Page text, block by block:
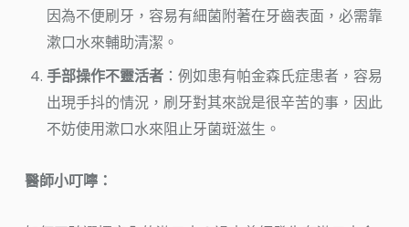
因為不便刷牙，容易有細菌附著在牙齒表面，必需靠
漱口水來輔助清潔。
手部操作不靈活者：例如患有帕金森氏症患者，容易
出現手抖的情況，刷牙對其來說是很辛苦的事，因此
不妨使用漱口水來阻止牙菌斑滋生。
醫師小叮嚀：